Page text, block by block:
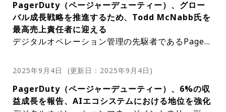
（PagerDuty シニア製品パネージャー）、Se
an Noble（PagerDuty 主席製品マネージャ
ー）PagerDutyの新製品は、テクノロジー業
界の急速な変化に組織が対応できるよう設計さ
向けた開発に集中できるようにすることを目的
としている。これは、運用のレジリエンス（回
復力）を標準化し、スケジュールを改善し、開
発者を最優先するユーザーエクスペリエンスを
ウェビナーでは、次世代のシステム運用を支える上
で重要な役割を果たすことが期待されるAIエージェ
ントであるSREエージェント、Insightエージェン
ト、Shiftエージェント、Scribeエージェントの包
ナータイトル：次世代SREの実現へ – PagerDuty A
025年9月29日（月）12:00〜13:00・講演者：山崎
淳一（PagerDuty株式会社 シニアソリューション
PagerDuty（ページャーデューティー）、グロー
バル成長戦略を推進するため、Todd McNabb氏を
最高売上責任者に迎える
デジタルオペレーション管理の先駆者であるPager
bb氏を新たな最高売上責任者（CRO）に任命したこ
とを発表した。McNabb氏は2025年9月29日に就任
し、25年以上にわたりさまざまな業界の企業の成長
を支援してきた豊富な経験を有している。大企業に
2025年9月4日 (更新日： 2025年9月4日 )
PagerDuty（ページャーデューティー）、6%の収
益成長を報告、AIエコシステムにおける地位を強化